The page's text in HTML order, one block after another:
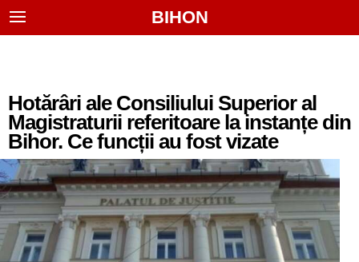
BIHON
Hotărâri ale Consiliului Superior al
Magistraturii referitoare la instanțe din
Bihor. Ce funcții au fost vizate